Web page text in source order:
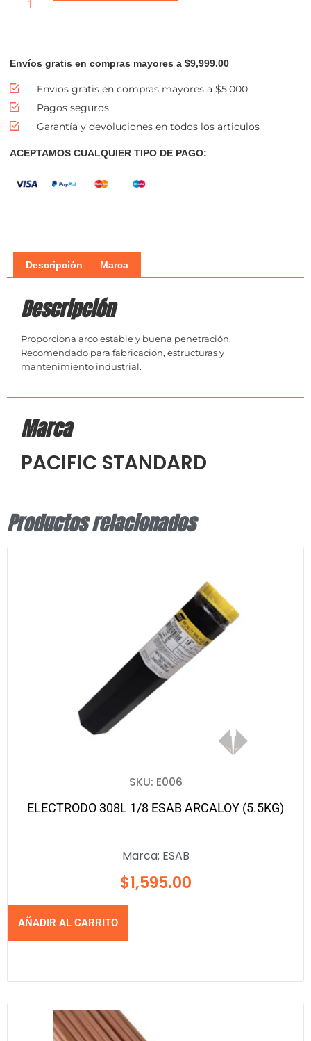
Envíos gratis en compras mayores a $9,999.00
Envios gratis en compras mayores a $5,000
Pagos seguros
Garantía y devoluciones en todos los articulos
ACEPTAMOS CUALQUIER TIPO DE PAGO:
Descripción Marca
Descripción
Proporciona arco estable y buena penetración.
Recomendado para fabricación, estructuras y
mantenimiento industrial.
Marca
PACIFIC STANDARD
Productos relacionados
SKU: E006
ELECTRODO 308L 1/8 ESAB ARCALOY (5.5KG)
Marca: ESAB
$1,595.00
AÑADIR AL CARRITO